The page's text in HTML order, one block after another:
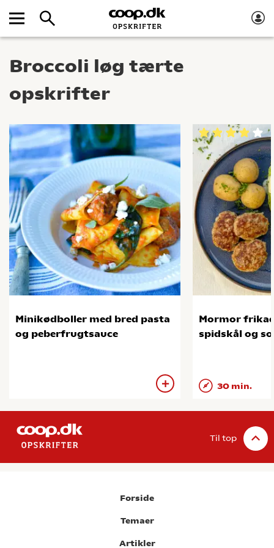
Broccoli løg tærte
opskrifter
Minikødboller med bred pasta
og peberfrugtsauce
Mormor
spidskål og
30 min.
Til top
Forside
Temaer
Artikler